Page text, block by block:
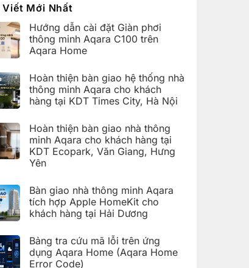
Viết Mới Nhất
Hướng dẫn cài đặt Giàn phơi
thông minh Aqara C100 trên
Aqara Home
bình
luận
ở
Hướng
đặt
Giàn
phơi
thông
minh
Aqara
Aqara
Home
Hoàn thiện bàn giao hệ thống nhà
thông minh Aqara cho khách
hàng tại KDT Times City, Hà Nội
bình
luận
ở
Hoàn
thiện
bàn
thống
nhà
thông
minh
khách
hàng
tại
KDT
Hoàn thiện bàn giao nhà thông
minh Aqara cho khách hàng tại
KDT Ecopark, Văn Giang, Hưng
Yên
bình
luận
ở
Hoàn
giao
nhà
thông
minh
Bàn giao nhà thông minh Aqara
tích hợp Apple HomeKit cho
khách hàng tại Hải Dương
bình
luận
ở
Bàn
Bảng tra cứu mã lỗi trên ứng
dụng Aqara Home (Aqara Home
Error Code)